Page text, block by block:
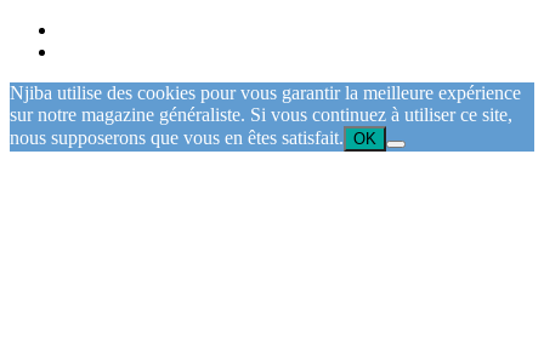
Njiba utilise des cookies pour vous garantir la meilleure expérience
sur notre magazine généraliste. Si vous continuez à utiliser ce site,
nous supposerons que vous en êtes satisfait. OK